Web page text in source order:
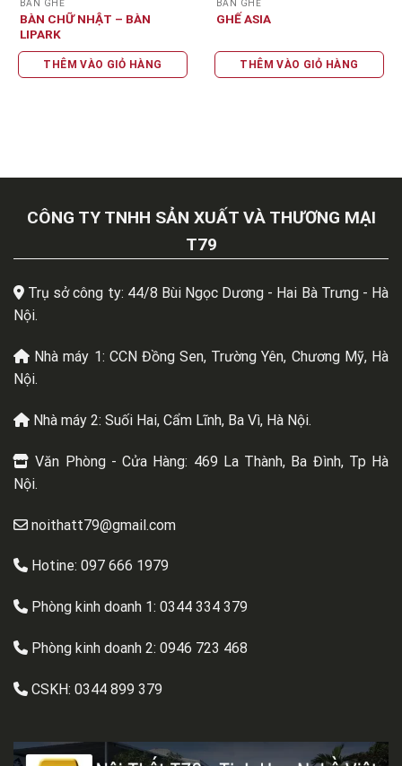
BÀN GHẾ
BÀN CHỮ NHẬT – BÀN
LIPARK
THÊM VÀO GIỎ HÀNG
BÀN GHẾ
GHẾ ASIA
THÊM VÀO GIỎ HÀNG
CÔNG TY TNHH SẢN XUẤT VÀ THƯƠNG MẠI
T79
Trụ sở công ty: 44/8 Bùi Ngọc Dương - Hai Bà Trưng - Hà
Nội.
Nhà máy 1: CCN Đồng Sen, Trường Yên, Chương Mỹ, Hà
Nội.
Nhà máy 2: Suối Hai, Cẩm Lĩnh, Ba Vì, Hà Nội.
Văn Phòng - Cửa Hàng: 469 La Thành, Ba Đình, Tp Hà
Nội.
noithatt79@gmail.com
Hotine: 097 666 1979
Phòng kinh doanh 1: 0344 334 379
Phòng kinh doanh 2: 0946 723 468
CSKH: 0344 899 379